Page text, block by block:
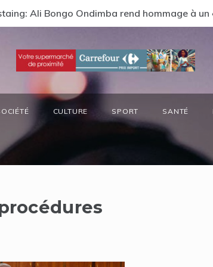
Ali Bongo Ondimba rend hommage à un
CULTURE SPORT SANTÉ